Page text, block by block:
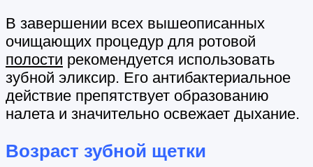
В завершении всех вышеописанных
очищающих процедур для ротовой
полости рекомендуется использовать
зубной эликсир. Его антибактериальное
действие препятствует образованию
налета и значительно освежает дыхание.
Возраст зубной щетки